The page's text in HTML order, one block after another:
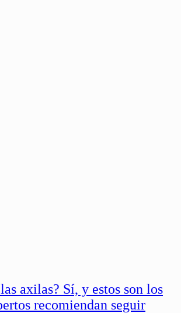
axilas? Sí, y estos son los
recomiendan seguir